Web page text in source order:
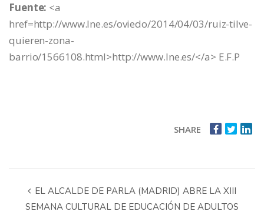
Fuente: <a
href=http://www.lne.es/oviedo/2014/04/03/ruiz-tilve-
quieren-zona-
barrio/1566108.html>http://www.lne.es/</a> E.F.P
SHARE
EL ALCALDE DE PARLA (MADRID) ABRE LA XIII
SEMANA CULTURAL DE EDUCACIÓN DE ADULTOS